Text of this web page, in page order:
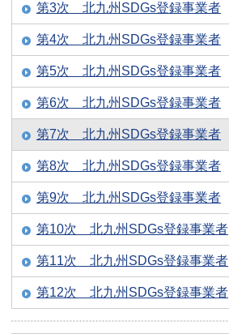
第3次 北九州SDGs登録事業者
第4次 北九州SDGs登録事業者
第5次 北九州SDGs登録事業者
第6次 北九州SDGs登録事業者
第7次 北九州SDGs登録事業者
第8次 北九州SDGs登録事業者
第9次 北九州SDGs登録事業者
第10次 北九州SDGs登録事業者
第11次 北九州SDGs登録事業者
第12次 北九州SDGs登録事業者